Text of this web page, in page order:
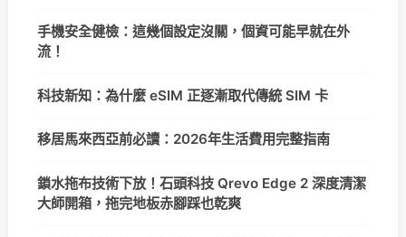
手機安全健檢：這幾個設定沒關，個資可能早就在外
流！
科技新知：為什麼 eSIM 正逐漸取代傳統 SIM 卡
移居馬來西亞前必讀：2026年生活費用完整指南
鎖水拖布技術下放！石頭科技 Qrevo Edge 2 深度清潔
大師開箱，拖完地板赤腳踩也乾爽